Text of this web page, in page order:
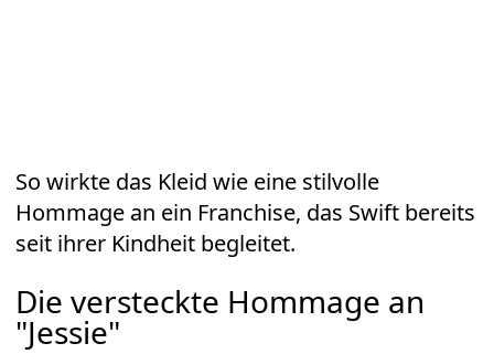
So wirkte das Kleid wie eine stilvolle
Hommage an ein Franchise, das Swift bereits
seit ihrer Kindheit begleitet.
Die versteckte Hommage an
"Jessie"